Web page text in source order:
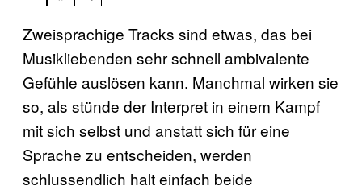
Zweisprachige Tracks sind etwas, das bei
Musikliebenden sehr schnell ambivalente
Gefühle auslösen kann. Manchmal wirken sie
so, als stünde der Interpret in einem Kampf
mit sich selbst und anstatt sich für eine
Sprache zu entscheiden, werden
schlussendlich halt einfach beide